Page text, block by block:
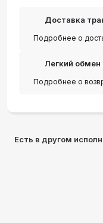
Доставка
Подробнее о
Легкий обмен
Подробнее о
Есть в другом